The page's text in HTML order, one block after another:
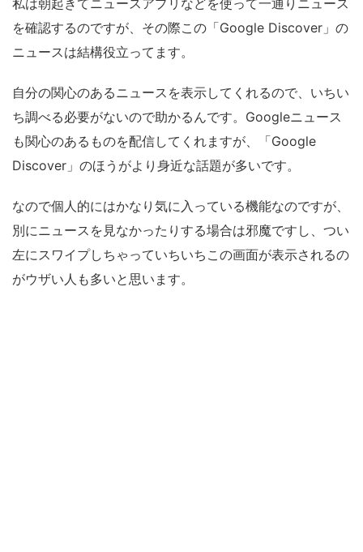
私は朝起きてニュースアプリなどを使って一通りニュース
を確認するのですが、その際この「Google Discover」の
ニュースは結構役立ってます。
自分の関心のあるニュースを表示してくれるので、いちい
ち調べる必要がないので助かるんです。Googleニュース
も関心のあるものを配信してくれますが、「Google
Discover」のほうがより身近な話題が多いです。
なので個人的にはかなり気に入っている機能なのですが、
別にニュースを見なかったりする場合は邪魔ですし、つい
左にスワイプしちゃっていちいちこの画面が表示されるの
がウザい人も多いと思います。